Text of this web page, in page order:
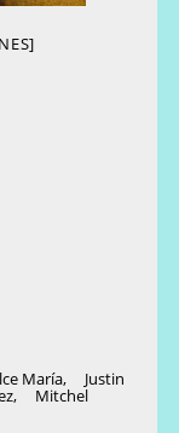
María, Justin
, Mitchel